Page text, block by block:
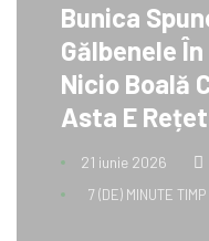
Bunica
Gălbenele
Nicio Boală
Asta E
21 iunie 2026
7 (DE) MINUTE